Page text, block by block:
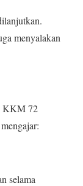
menyalakan
KKM 72
selama